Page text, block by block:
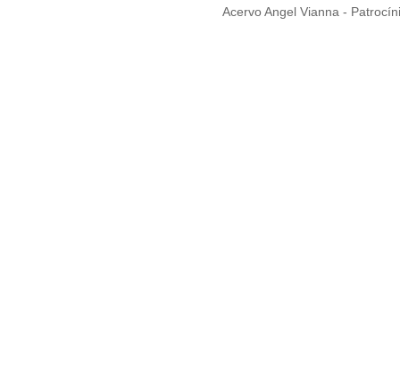
Acervo Angel Vianna -